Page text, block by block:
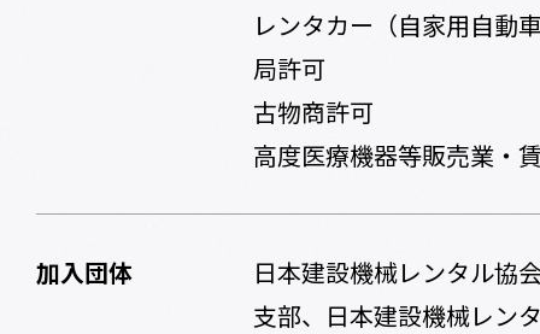
レンタカー（自家用自動
局許可
古物商許可
高度医療機器等販売業・
加入団体
日本建設機械レンタル協
支部、日本建設機械レン